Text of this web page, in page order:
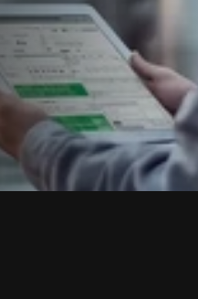
17 feb 2026